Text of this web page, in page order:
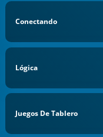
Conectando
Lógica
Juegos De Tablero